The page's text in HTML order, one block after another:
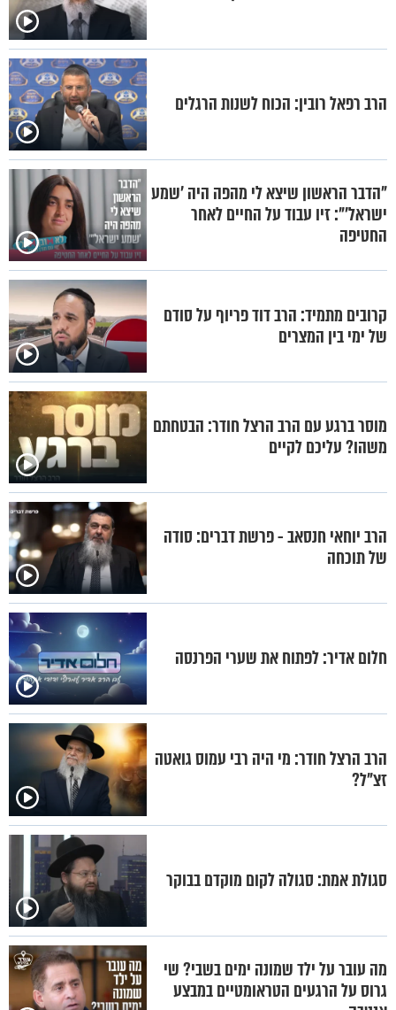
הרב רפאל רובין: הכוח לשנות הרגלים
"הדבר הראשון שיצא לי מהפה היה 'שמע
ישראל'": זיו עבוד על החיים לאחר
החטיפה
קרובים מתמיד: הרב דוד פריוף על סודם
של ימי בין המצרים
מוסר ברגע עם הרב הרצל חודר: הבטחתם
משהו? עליכם לקיים
הרב יוחאי חנסאב - פרשת דברים: סודה
של תוכחה
חלום אדיר: לפתוח את שערי הפרנסה
הרב הרצל חודר: מי היה רבי עמוס גואטה
זצ"ל?
סגולת אמת: סגולה לקום מוקדם בבוקר
מה עובר על ילד שמונה ימים בשבי? שי
גרוס על הרגעים הטראומטיים במבצע